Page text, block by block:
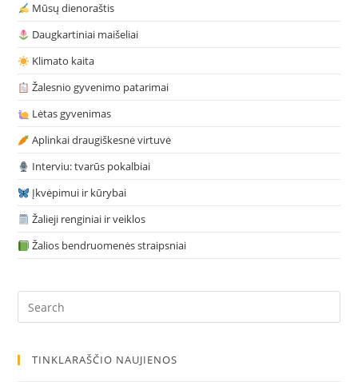
Mūsų dienoraštis
Daugkartiniai maišeliai
Klimato kaita
Žalesnio gyvenimo patarimai
Lėtas gyvenimas
Aplinkai draugiškesnė virtuvė
Interviu: tvarūs pokalbiai
Įkvėpimui ir kūrybai
Žalieji renginiai ir veiklos
Žalios bendruomenės straipsniai
TINKLARAŠČIO NAUJIENOS